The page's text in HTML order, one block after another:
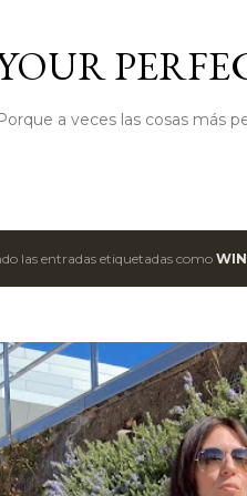
a veces las cosas más
las entradas etiquetadas como